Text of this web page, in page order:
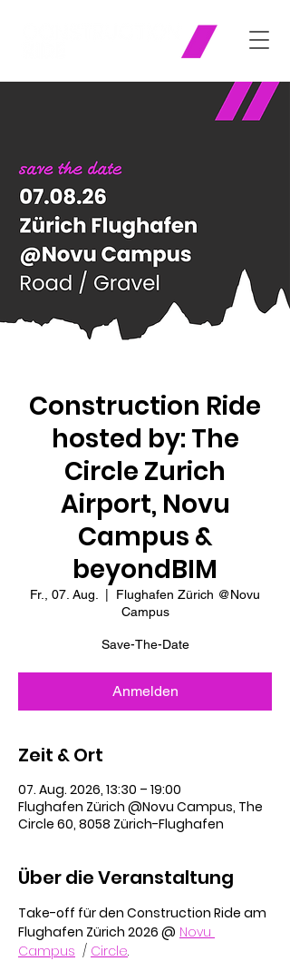
Construction Ride
hosted by: The
Circle Zurich
Airport, Novu
Campus &
beyondBIM
Fr., 07. Aug.
Flughafen Zürich @Novu
Campus
Save-The-Date
Anmelden
Zeit & Ort
07. Aug. 2026, 13:30 – 19:00
Flughafen Zürich @Novu Campus, The
Circle 60, 8058 Zürich-Flughafen
Über die Veranstaltung
Take-off für den Construction Ride am
Flughafen Zürich 2026 @ Novu
Campus / Circle.